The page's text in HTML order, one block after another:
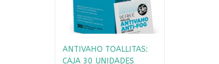
ANTIVAHO TOALLITAS:
CAJA 30 UNIDADES